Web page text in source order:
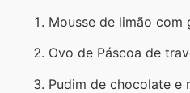
Mousse de limão com
Ovo de Páscoa de
Pudim de chocolate e